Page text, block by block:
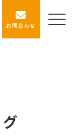
お問合わせ